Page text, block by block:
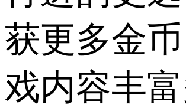
获更多金
戏内容丰